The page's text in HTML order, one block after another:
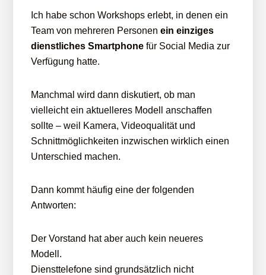
Ich habe schon Workshops erlebt, in denen ein
Team von mehreren Personenein einziges
dienstliches Smartphone für Social Media zur
Verfügung hatte.
Manchmal wird dann diskutiert, ob man
vielleicht ein aktuelleres Modell anschaffen
sollte – weil Kamera, Videoqualität und
Schnittmöglichkeiten inzwischen wirklich einen
Unterschied machen.
Dann kommt häufig eine der folgenden
Antworten:
Der Vorstand hat aber auch kein neueres
Modell.
Diensttelefone sind grundsätzlich nicht